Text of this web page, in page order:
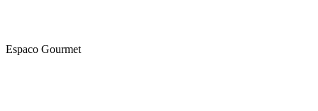
Espaco Gourmet